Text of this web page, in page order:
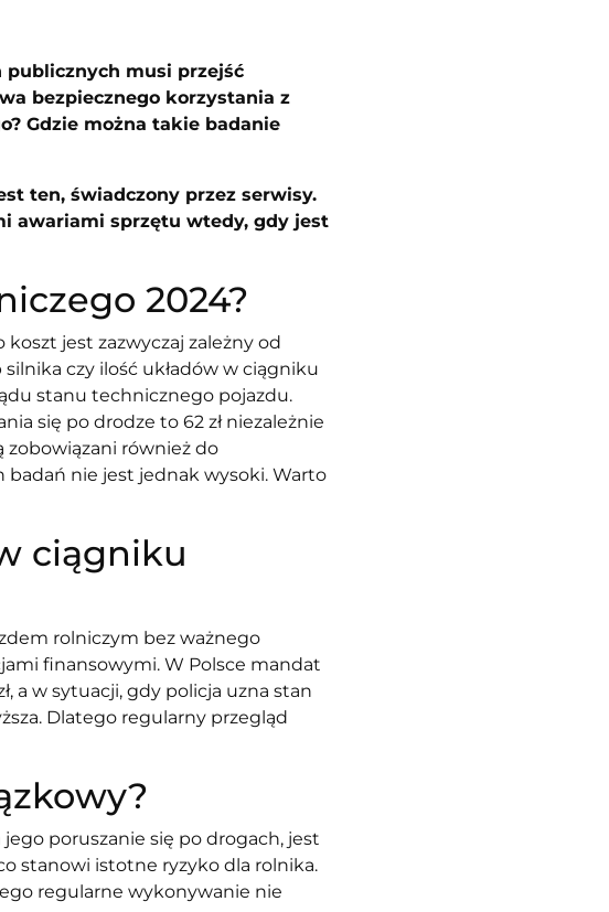
publicznych musi przejść
bezpiecznego korzystania z
Gdzie można takie badanie
ten, świadczony przez serwisy.
awariami sprzętu wtedy, gdy jest
2024?
jest zazwyczaj zależny od
czy ilość układów w ciągniku
stanu technicznego pojazdu.
się po drodze to 62 zł niezależnie
zobowiązani również do
nie jest jednak wysoki. Warto
ciągniku
rolniczym bez ważnego
finansowymi. W Polsce mandat
a w sytuacji, gdy policja uzna stan
Dlatego regularny przegląd
poruszanie się po drogach, jest
stanowi istotne ryzyko dla rolnika.
regularne wykonywanie nie